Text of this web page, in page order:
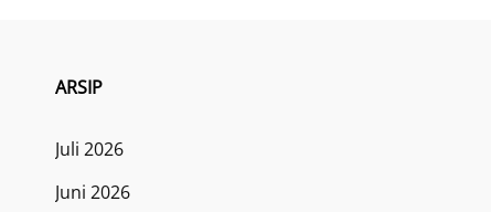
ARSIP
Juli 2026
Juni 2026